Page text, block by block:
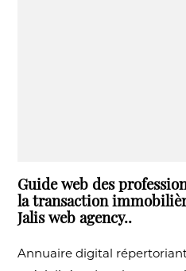
Guide web des
la transaction
Jalis web agency..
Annuaire digital